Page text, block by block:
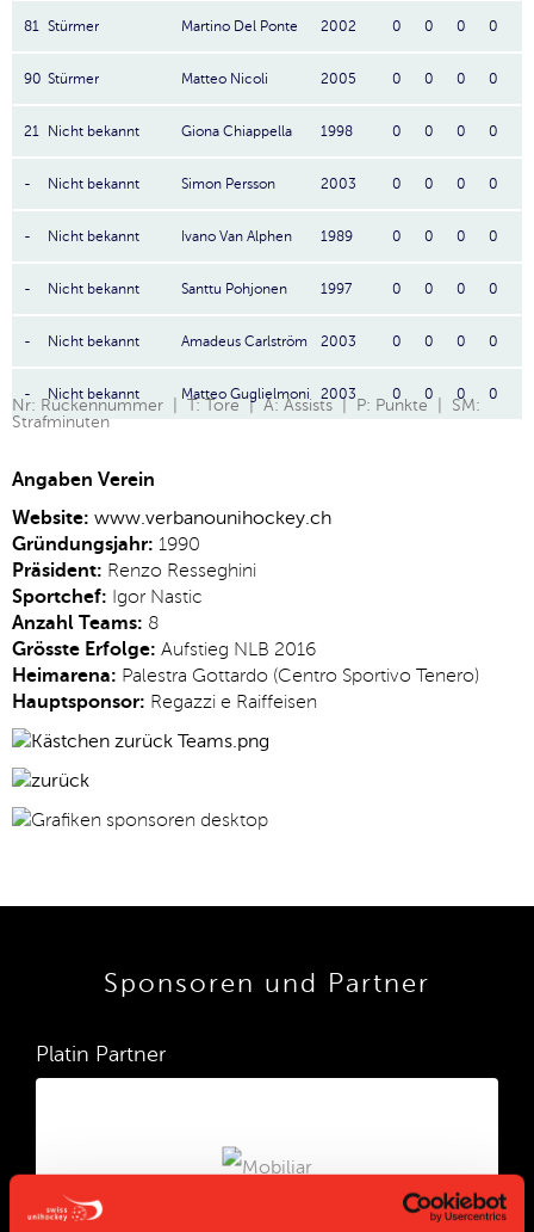
81 Stürmer Martino Del Ponte 2002 0 0 0 0
90 Stürmer Matteo Nicoli 2005 0 0 0 0
21 Nicht bekannt Giona Chiappella 1998 0 0 0 0
- Nicht bekannt Simon Persson 2003 0 0 0 0
- Nicht bekannt Ivano Van Alphen 1989 0 0 0 0
- Nicht bekannt Santtu Pohjonen 1997 0 0 0 0
- Nicht bekannt Amadeus Carlström 2003 0 0 0 0
- Nicht bekannt Matteo Guglielmoni 2003 0 0 0 0
Nr: Rückennummer | T: Tore | A: Assists | P: Punkte | SM:
Strafminuten
Angaben Verein
Website: www.verbanounihockey.ch
Gründungsjahr: 1990
Präsident: Renzo Resseghini
Sportchef: Igor Nastic
Anzahl Teams: 8
Grösste Erfolge: Aufstieg NLB 2016
Heimarena: Palestra Gottardo (Centro Sportivo Tenero)
Hauptsponsor: Regazzi e Raiffeisen
Sponsoren und Partner
Platin Partner